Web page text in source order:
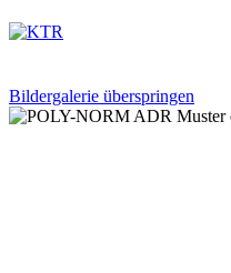
Bildergalerie überspringen